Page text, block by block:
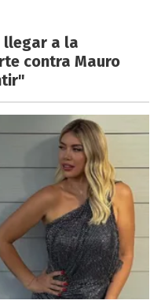
llegar a la
contra Mauro